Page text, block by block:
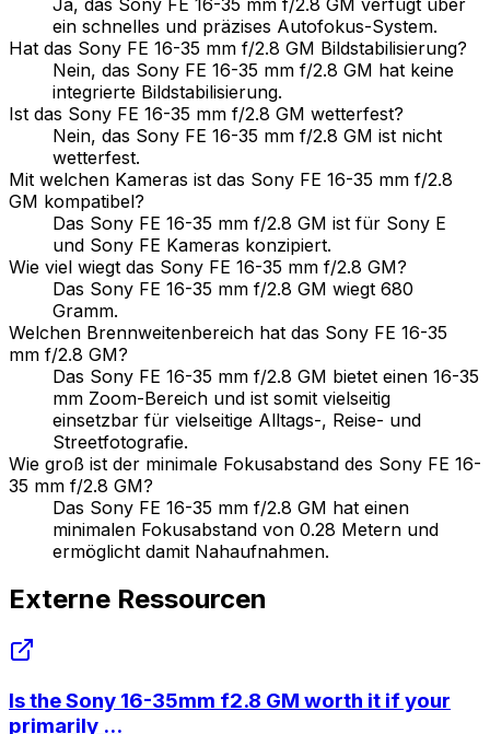
ein schnelles und präzises Autofokus-System.
Hat das Sony FE 16-35 mm f/2.8 GM Bildstabilisierung?
Nein, das Sony FE 16-35 mm f/2.8 GM hat keine
integrierte Bildstabilisierung.
Ist das Sony FE 16-35 mm f/2.8 GM wetterfest?
Nein, das Sony FE 16-35 mm f/2.8 GM ist nicht
wetterfest.
Mit welchen Kameras ist das Sony FE 16-35 mm f/2.8
GM kompatibel?
Das Sony FE 16-35 mm f/2.8 GM ist für Sony E
und Sony FE Kameras konzipiert.
Wie viel wiegt das Sony FE 16-35 mm f/2.8 GM?
Das Sony FE 16-35 mm f/2.8 GM wiegt 680
Gramm.
Welchen Brennweitenbereich hat das Sony FE 16-35
mm f/2.8 GM?
Das Sony FE 16-35 mm f/2.8 GM bietet einen 16-35
mm Zoom-Bereich und ist somit vielseitig
einsetzbar für vielseitige Alltags-, Reise- und
Streetfotografie.
Wie groß ist der minimale Fokusabstand des Sony FE 16-
35 mm f/2.8 GM?
Das Sony FE 16-35 mm f/2.8 GM hat einen
minimalen Fokusabstand von 0.28 Metern und
ermöglicht damit Nahaufnahmen.
Externe Ressourcen
Is the Sony 16-35mm f2.8 GM worth it if your
primarily ...